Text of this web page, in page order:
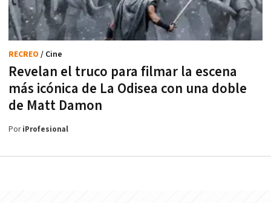
Revelan el truco para filmar la escena
más icónica de La Odisea con una doble
de Matt Damon
RECREO / Cine
PoriProfesional